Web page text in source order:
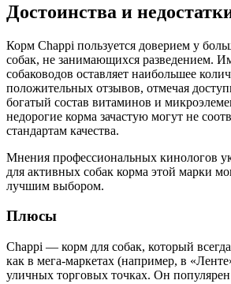
Достоинства и
Корм Chappi пользуется доверием у
собак, не занимающихся разведением.
собаководов оставляет наибольшее
положительных отзывов, отмечая
богатый состав витаминов и
недорогие корма зачастую могут не
стандартам качества.
Мнения профессиональных кинологов
для активных собак корма этой марки
лучшим выбором.
Плюсы
Chappi — корм для собак, который
как в мега-маркетах (например, в
уличных торговых точках. Он